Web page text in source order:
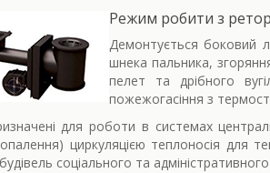
Режим робити з
Демонтується боковий
шнека пальника,
пелет та дрібного
пожежогасіння з
для роботи в системах
циркуляцією теплоносія для
будівель соціального та